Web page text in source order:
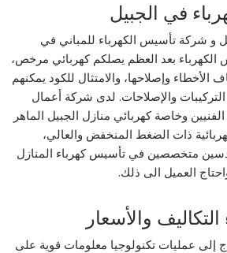
في الجبيل
و شركة تأسيس الكهرباء للمباني في
الكهرباء بعد العظم يصلكم كهربائي مرخص،
الأخطاء وإصلاحها، والامتثال للكود يمكنهم
والإصلاحات. لدى شركة أعمال
وخاصة كهربائي منازل الجبيل الماهر
ذات الضغط المنخفض والعالي،
متخصصين في تأسيس كهرباء المنازل
العميل الى ذلك.
والأسعار
إلى عمليات تكنولوجيا معلومات قوية على